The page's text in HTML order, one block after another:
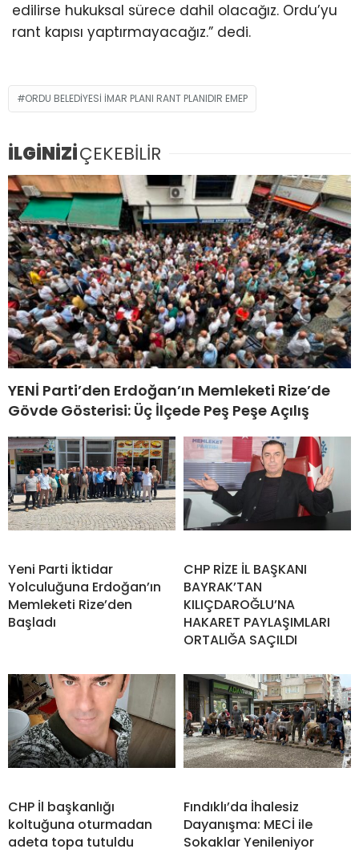
edilirse hukuksal sürece dahil olacağız. Ordu’yu
rant kapısı yaptırmayacağız.” dedi.
ORDU BELEDIYESI IMAR PLANI RANT PLANIDIR EMEP
İLGİNİZİÇEKEBİLİR
YENİ Parti’den Erdoğan’ın Memleketi Rize’de
Gövde Gösterisi: Üç İlçede Peş Peşe Açılış
Yeni Parti İktidar
Yolculuğuna Erdoğan’ın
Memleketi Rize’den
Başladı
CHP RİZE İL BAŞKANI
BAYRAK’TAN
KILIÇDAROĞLU’NA
HAKARET PAYLAŞIMLARI
ORTALIĞA SAÇILDI
CHP İl başkanlığı
koltuğuna oturmadan
adeta topa tutuldu
Fındıklı’da İhalesiz
Dayanışma: MECİ ile
Sokaklar Yenileniyor